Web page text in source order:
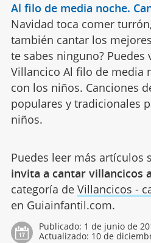
Al filo de media noche.
Navidad toca comer
también cantar los
te sabes ninguno? Puedes
Villancico Al filo de media
con los niños. Canciones
populares y tradicionales
niños.
Puedes leer más artículos
invita a cantar villancicos
categoría de Villancicos -
en Guiainfantil.com.
Publicado: 1 de junio de
Actualizado: 10 de